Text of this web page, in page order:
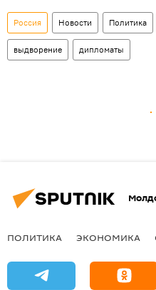
Россия Новости Политика
выдворение дипломаты
ПОЛИТИКА ЭКОНОМИКА